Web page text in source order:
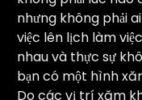
nhưng không phải
việc lên lịch làm
nhau và thực sự
bạn có một hình
Do các vị trí xăm